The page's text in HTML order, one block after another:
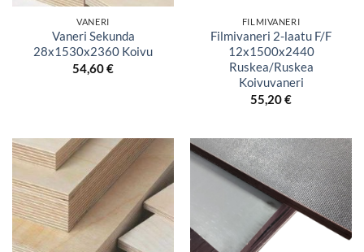
VANERI
Vaneri Sekunda
28x1530x2360 Koivu
54,60€
FILMIVANERI
Filmivaneri 2-laatu F/F
12x1500x2440
Ruskea/Ruskea
Koivuvaneri
55,20€